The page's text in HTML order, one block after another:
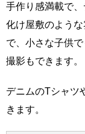
手作り感満載で
化け屋敷のよう
で、小さな子供
撮影もできます。
デニムのTシャツ
きます。